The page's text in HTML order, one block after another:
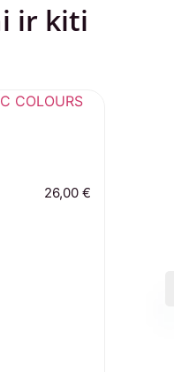
ir kiti
26,00 €